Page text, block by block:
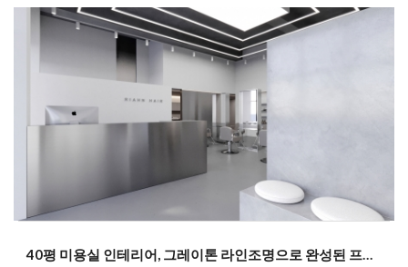
40평 미용실 인테리어, 그레이톤 라인조명으로 완성된 프리미엄 헤어살롱 ...